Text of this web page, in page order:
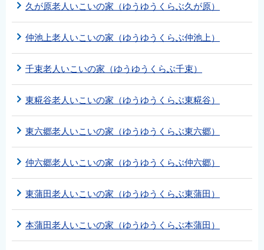
久が原老人いこいの家（ゆうゆうくらぶ久が原）
仲池上老人いこいの家（ゆうゆうくらぶ仲池上）
千束老人いこいの家（ゆうゆうくらぶ千束）
東糀谷老人いこいの家（ゆうゆうくらぶ東糀谷）
東六郷老人いこいの家（ゆうゆうくらぶ東六郷）
仲六郷老人いこいの家（ゆうゆうくらぶ仲六郷）
東蒲田老人いこいの家（ゆうゆうくらぶ東蒲田）
本蒲田老人いこいの家（ゆうゆうくらぶ本蒲田）